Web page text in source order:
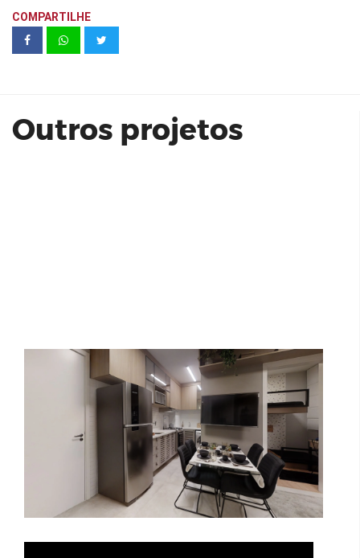
COMPARTILHE
Outros projetos
Diálogo Engenharia | The Place |
Teaser Instituto Wilson Mello